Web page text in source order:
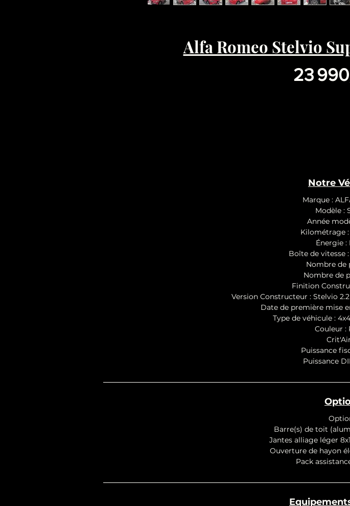
Alfa Romeo Stelvio
23
Notre
Marque :
Modèle :
Année
Kilométrage
Énergie :
Boîte de vitesse
Nombre de
Nombre de
Finition
Version Constructeur : Stelvio
Date de première mise
Type de véhicule :
Couleur :
Puissance
Puissance
Barre(s) de toit
Jantes alliage léger
Ouverture de hayon
Pack